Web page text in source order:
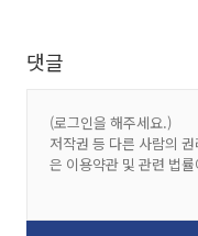
댓글